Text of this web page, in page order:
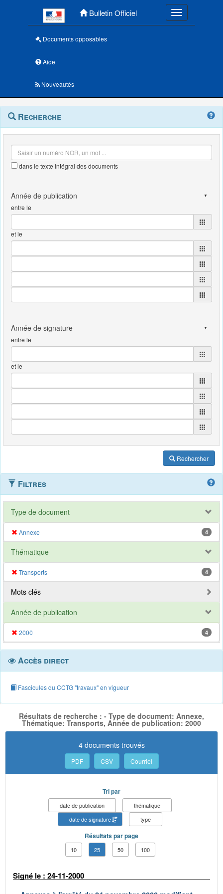
Bulletin Officiel Toggle
Documents opposables
Aide
Nouveautés
Navigation
outils
Menu
contextuel
Recherche
dans le texte intégral des documents
entre le
et le
entre le
et le
Rechercher
Filtres
Type de document
Annexe 4
Thématique
Transports 4
Mots clés
Année de publication
2000 4
Accès direct
Fascicules du CCTG "travaux" en vigueur
Résultats de recherche : - Type de document: Annexe,
Thématique: Transports, Année de publication: 2000
4 documents trouvés
PDF CSV Courriel
Tri par
date de publication
thématique
date de signature
type
Résultats par page
10 25 50 100
Signé le : 24-11-2000